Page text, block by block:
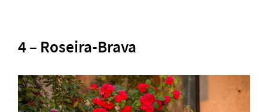
4 – Roseira-Brava